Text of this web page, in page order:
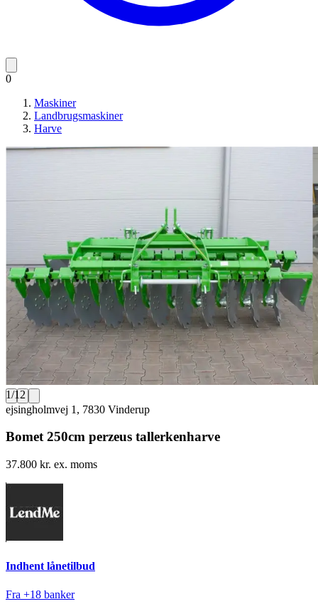
0
Maskiner
Landbrugsmaskiner
Harve
1/12
ejsingholmvej 1, 7830 Vinderup
Bomet 250cm perzeus tallerkenharve
37.800 kr. ex. moms
Indhent lånetilbud
Fra +18 banker